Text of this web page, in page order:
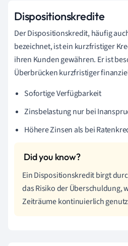
Dispositionskredite
Der Dispositionskredit, häufig
bezeichnet, ist ein kurzfristiger
ihren Kunden gewähren. Er ist
Überbrücken kurzfristiger
Sofortige Verfügbarkeit
Zinsbelastung nur bei
Höhere Zinsen als bei
Ein Dispositionskredit birgt
das Risiko der Überschuldung,
Zeiträume kontinuierlich